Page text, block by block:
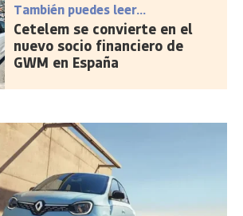
También puedes leer...
Cetelem se convierte en el
nuevo socio financiero de
GWM en España